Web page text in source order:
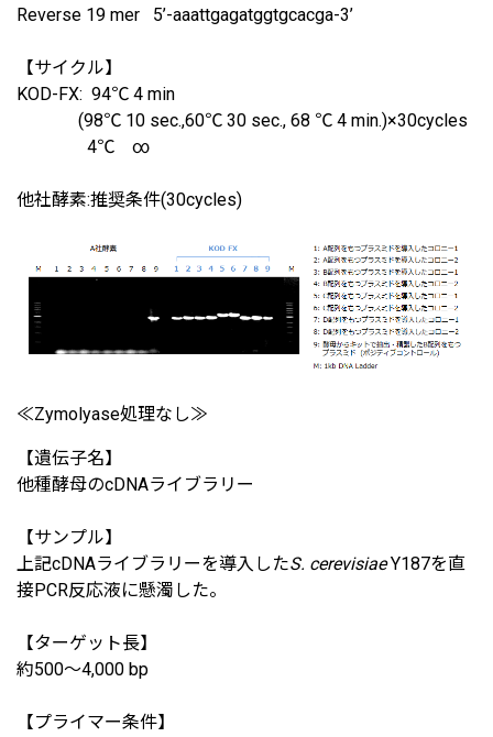
Reverse 19 mer 5’-aaattgagatggtgcacga-3’
【サイクル】
KOD-FX: 94℃ 4 min
(98℃ 10 sec.,60℃ 30 sec., 68 ℃ 4 min.)×30cycles
4℃ ∞
他社酵素:推奨条件(30cycles)
≪Zymolyase処理なし≫
【遺伝子名】
他種酵母のcDNAライブラリー
【サンプル】
上記cDNAライブラリーを導入したS. cerevisiaeY187を直
接PCR反応液に懸濁した。
【ターゲット長】
約500～4,000 bp
【プライマー条件】